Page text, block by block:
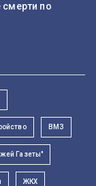
смерти по
ВМЗ
Газеты"
ЖКХ